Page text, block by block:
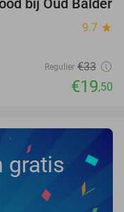
41%
9.7 star
Regulier €33
€19,50
gratis